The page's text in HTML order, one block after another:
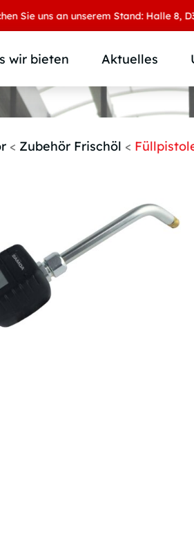
uns an unserem Stand: Halle 8, D34
wir bieten Aktuelles
Wer
< Zubehör Frischöl <